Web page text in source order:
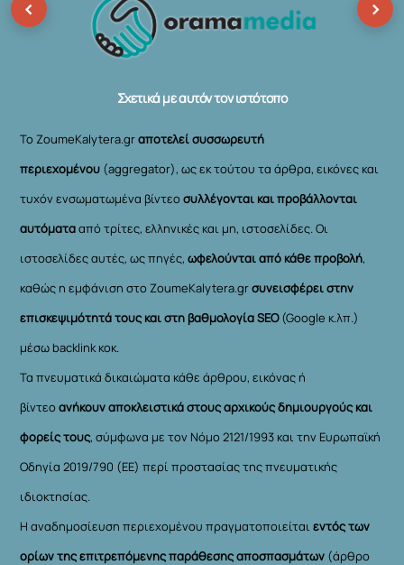
To
Σχετικά με αυτόν τον ιστότοπο
Το ZoumeKalytera.grαποτελεί συσσωρευτή
περιεχομένου (aggregator), ως εκ τούτου τα άρθρα, εικόνες και
τυχόν ενσωματωμένα βίντεοσυλλέγονται και προβάλλονται
αυτόματααπό τρίτες, ελληνικές και μη, ιστοσελίδες. Οι
ιστοσελίδες αυτές, ως πηγές,ωφελούνται από κάθε προβολή,
καθώς η εμφάνιση στο ZoumeKalytera.grσυνεισφέρει στην
επισκεψιμότητά τους και στη βαθμολογία SEO(Google κ.λπ.)
μέσω backlink κοκ.
Τα πνευματικά δικαιώματα κάθε άρθρου, εικόνας ή
βίντεοανήκουν αποκλειστικά στους αρχικούς δημιουργούς και
φορείς τους, σύμφωνα με τον Νόμο 2121/1993 και την Ευρωπαϊκή
Οδηγία 2019/790 (ΕΕ) περί προστασίας της πνευματικής
ιδιοκτησίας.
Η αναδημοσίευση περιεχομένου πραγματοποιείταιεντός των
ορίων της επιτρεπόμενης παράθεσης αποσπασμάτων (άρθρο
‹ ›